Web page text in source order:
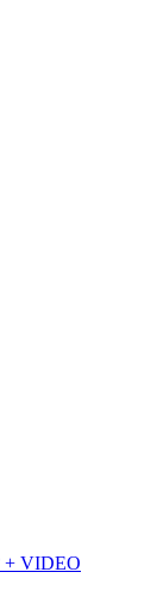
+ VIDEO